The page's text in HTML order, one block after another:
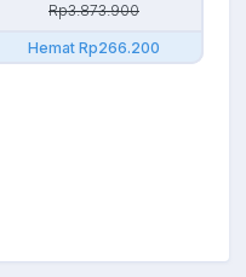
Rp3.873.900
Hemat Rp266.200